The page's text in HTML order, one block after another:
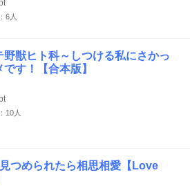
6人
野獣ヒト科～しつける私にさかっ
す！【合本版】
10人
つめられたら相思相愛【Love